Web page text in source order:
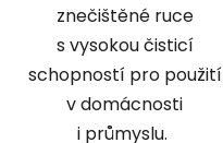
znečištěné ruce
s vysokou čisticí
schopností pro použití
v domácnosti
i průmyslu.